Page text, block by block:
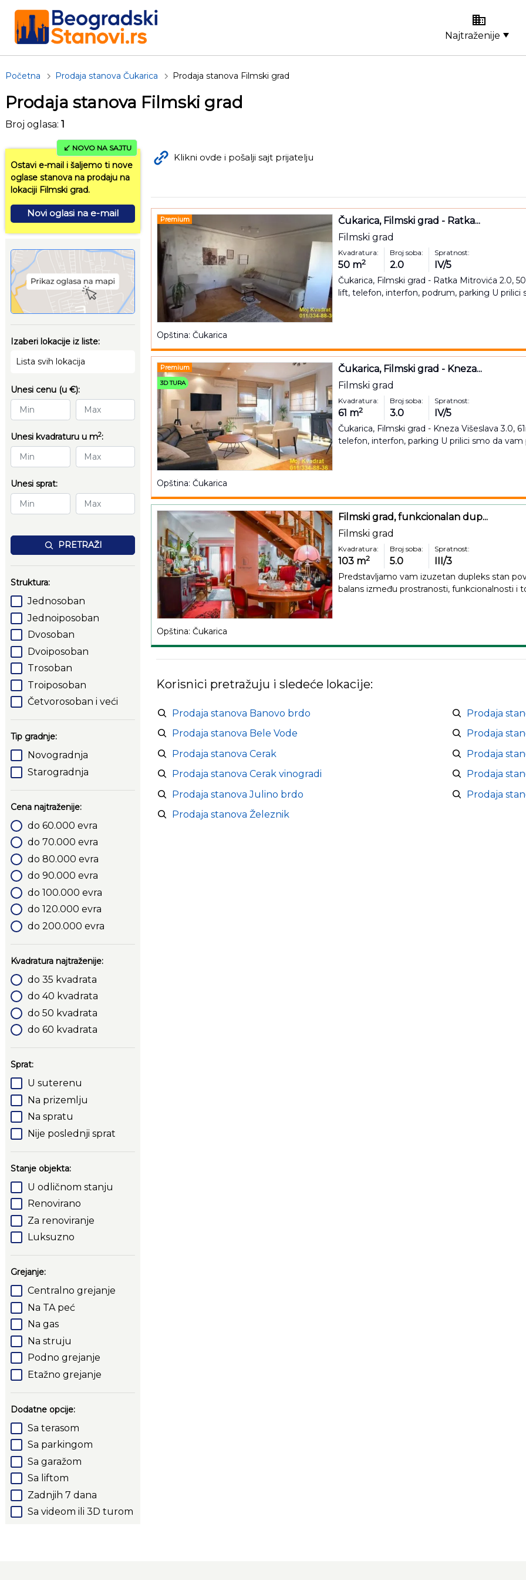
Najtraženije
Početna Prodaja stanova Čukarica Prodaja stanova Filmski grad
Prodaja stanova Filmski grad
Broj oglasa: 1
NOVO NA SAJTU
Ostavi e-mail i šaljemo ti nove
oglase stanova na prodaju na
lokaciji Filmski grad.
Novi oglasi na e-mail
Izaberi lokacije iz liste:
Lista svih lokacija
Unesi cenu (u €):
Unesi kvadraturu u m2:
Unesi sprat:
PRETRAŽI
Struktura:
Jednosoban
Jednoiposoban
Dvosoban
Dvoiposoban
Trosoban
Troiposoban
Četvorosoban i veći
Tip gradnje:
Novogradnja
Starogradnja
Cena najtraženije:
do 60.000 evra
do 70.000 evra
do 80.000 evra
do 90.000 evra
do 100.000 evra
do 120.000 evra
do 200.000 evra
Kvadratura najtraženije:
do 35 kvadrata
do 40 kvadrata
do 50 kvadrata
do 60 kvadrata
Sprat:
U suterenu
Na prizemlju
Na spratu
Nije poslednji sprat
Stanje objekta:
U odličnom stanju
Renovirano
Za renoviranje
Luksuzno
Grejanje:
Centralno grejanje
Na TA peć
Na gas
Na struju
Podno grejanje
Etažno grejanje
Dodatne opcije:
Sa terasom
Sa parkingom
Sa garažom
Sa liftom
Zadnjih 7 dana
Sa videom ili 3D turom
Klikni ovde i pošalji sajt prijatelju
Premium
Čukarica, Filmski grad - Ratka...
Filmski grad
Kvadratura:
50 m2
Broj soba:
2.0
Spratnost:
IV/5
Čukarica, Filmski grad - Ratka Mitrovića 2.0,
lift, telefon, interfon, podrum, parking U prilici
Opština: Čukarica
Premium
3D TURA
Čukarica, Filmski grad - Kneza...
Filmski grad
Kvadratura:
61 m2
Broj soba:
3.0
Spratnost:
IV/5
Čukarica, Filmski grad - Kneza Višeslava 3.0,
telefon, interfon, parking U prilici smo da vam
Opština: Čukarica
Filmski grad, funkcionalan dup...
Filmski grad
Kvadratura:
103 m2
Broj soba:
5.0
Spratnost:
III/3
Predstavljamo vam izuzetan dupleks stan
balans između prostranosti, funkcionalnosti i
Opština: Čukarica
Korisnici pretražuju i sledeće lokacije:
Prodaja stanova Banovo brdo
Prodaja stanova Bele Vode
Prodaja stanova Cerak
Prodaja stanova Cerak vinogradi
Prodaja stanova Julino brdo
Prodaja stanova Železnik
Prodaja
Prodaja
Prodaja
Prodaja
Prodaja